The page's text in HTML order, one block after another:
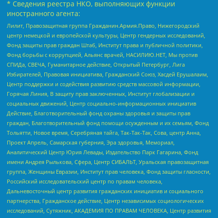
* Сведения реестра НКО, выполняющих функции
иностранного агента:
Лилит, Правозащитная группа Гражданин.Армия.Право, Нижегородский
центр немецкой и европейской культуры, Центр гендерных исследований,
Фонд защиты прав граждан Штаб, Институт права и публичной политики,
Фонд борьбы с коррупцией, Альянс врачей, НАСИЛИЮ.НЕТ, Мы против
СПИДа, СВЕЧА, Гуманитарное действие, Открытый Петербург, Лига
Избирателей, Правовая инициатива, Гражданский Союз, Хасдей Ерушалаим,
Центр поддержки и содействия развитию средств массовой информации,
Горячая Линия, В защиту прав заключенных, Институт глобализации и
социальных движений, Центр социально-информационных инициатив
Действие, Благотворительный фонд охраны здоровья и защиты прав
граждан, Благотворительный фонд помощи осужденным и их семьям, Фонд
Тольятти, Новое время, Серебряная тайга, Так-Так-Так, Сова, центр Анна,
Проект Апрель, Самарская губерния, Эра здоровья, Мемориал,
Аналитический Центр Юрия Левады, Издательство Парк Гагарина, Фонд
имени Андрея Рылькова, Сфера, Центр СИБАЛЬТ, Уральская правозащитная
группа, Женщины Евразии, Институт прав человека, Фонд защиты гласности,
Российский исследовательский центр по правам человека,
Дальневосточный центр развития гражданских инициатив и социального
партнерства, Гражданское действие, Центр независимых социологических
исследований, Сутяжник, АКАДЕМИЯ ПО ПРАВАМ ЧЕЛОВЕКА, Центр развития